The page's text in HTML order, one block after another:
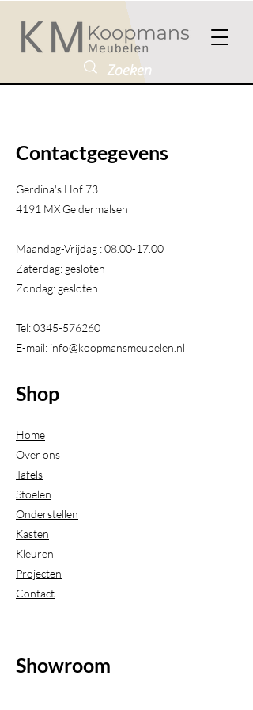
Contactgegevens
Gerdina's Hof 73
4191 MX Geldermalsen​
Maandag-Vrijdag :08.00-17.00
Zaterdag: gesloten
Zondag: gesloten
Tel:0345-576260
E-mail: info@koopmansmeubelen.nl
Shop
Home
Over ons
Tafels
Stoelen
Onderstellen
Kasten
Kleuren
Projecten
Contact
Showroom